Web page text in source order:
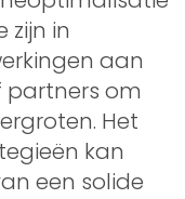
zijn in
aan
om
Het
kan
een solide